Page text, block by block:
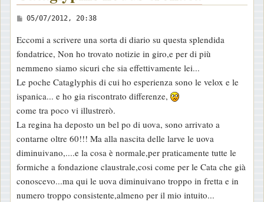
M
s
s
a
g
g
i
o
05/07/2012, 20:38
Eccomi a scrivere una sorta di diario su questa splendida
fondatrice, Non ho trovato notizie in giro,e per di più
nemmeno siamo sicuri che sia effettivamente lei...
Le poche Cataglyphis di cui ho esperienza sono le velox e le
ispanica... e ho gia riscontrato differenze,
come tra poco vi illustrerò.
La regina ha deposto un bel po di uova, sono arrivato a
contarne oltre 60!!! Ma alla nascita delle larve le uova
diminuivano,....e la cosa è normale,per praticamente tutte le
formiche a fondazione claustrale,cosi come per le Cata che già
conoscevo...ma qui le uova diminuivano troppo in fretta e in
numero troppo consistente,almeno per il mio intuito...